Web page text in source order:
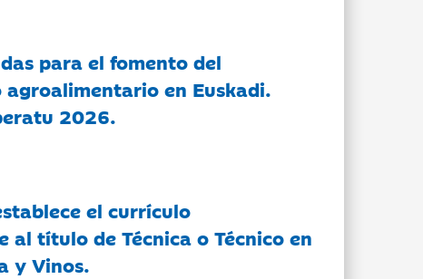
para el fomento del
en Euskadi.
2026.
el currículo
al título de Técnica o Técnico en
y Vinos.